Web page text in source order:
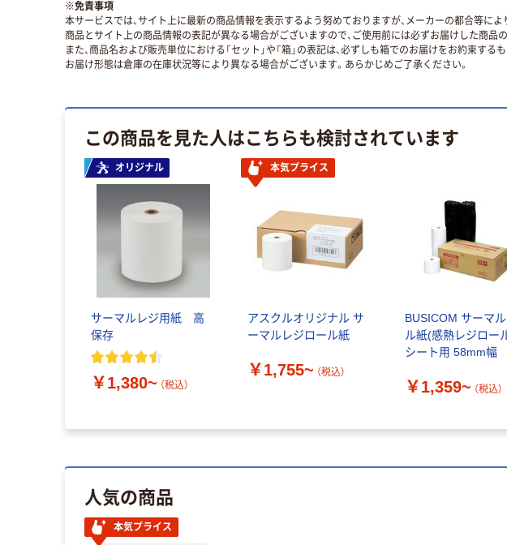
※免責事項
本サービスでは、サイト上に最新の商品情報を表示するよう努めておりますが、メーカーの都合等によ
商品とサイト上の商品情報の表記が異なる場合がございますので、ご使用前には必ずお届けした商
また、商品名および販売単位における「セット」や「箱」の表記は、必ずしも箱でのお届けをお約束する
お届け形態は倉庫の在庫状況等により異なる場合がございます。あらかじめご了承ください。
この商品を見た人はこちらも検討されています
オリジナル
サーマルレジ用紙 高
保存
￥1,380~ （税込）
本気プライス
アスクルオリジナル サ
ーマルレジロール紙
￥1,755~ （税込）
BUSICOM サーマ
ル紙(感熱レジロー
シート用 58mm幅
￥1,359~ （税込）
人気の商品
本気プライス